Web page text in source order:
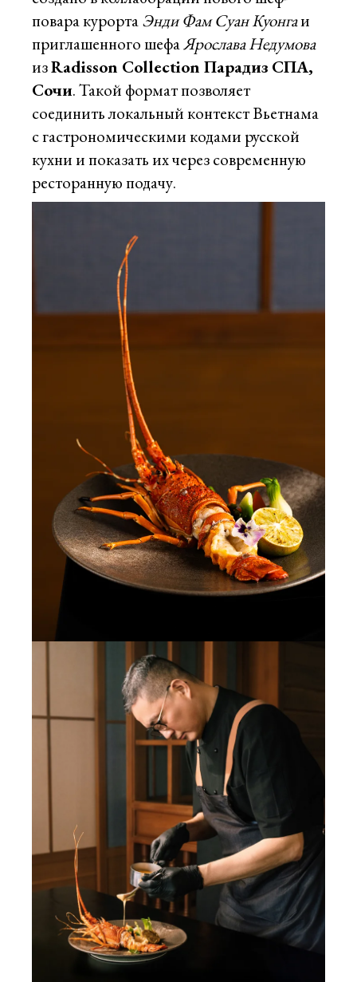
повара курортаЭнди Фам Суан Куонгаи
приглашенного шефаЯрослава Недумова
изRadisson Collection Парадиз СПА,
Сочи. Такой формат позволяет
соединить локальный контекст Вьетнама
с гастрономическими кодами русской
кухни и показать их через современную
ресторанную подачу.